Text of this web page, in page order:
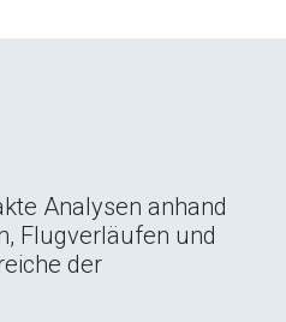
Analysen anhand
Flugverläufen und
der